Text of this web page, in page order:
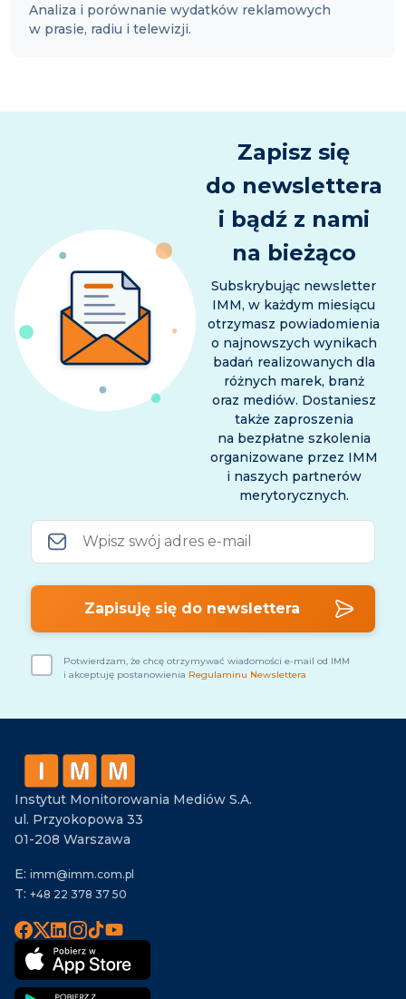
Analiza i porównanie wydatków reklamowych
w prasie, radiu i telewizji.
Zapisz się
do newslettera
i bądź z nami
na bieżąco
Subskrybując newsletter
IMM, w każdym miesiącu
otrzymasz powiadomienia
o najnowszych wynikach
badań realizowanych dla
różnych marek, branż
oraz mediów. Dostaniesz
także zaproszenia
na bezpłatne szkolenia
organizowane przez IMM
i naszych partnerów
merytorycznych.
Potwierdzam, że chcę otrzymywać wiadomości e-mail od IMM
i akceptuję postanowienia Regulaminu Newslettera
Instytut Monitorowania Mediów S.A.
ul. Przyokopowa 33
01-208 Warszawa
E: imm@imm.com.pl
T: +48 22 378 37 50